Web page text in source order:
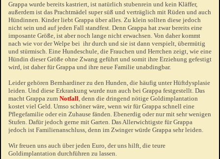
Grappa wurde bereits kastriert, ist natürlich stubenrein und kein Kläffer,
außerdem ist das Prachtmädel super süß und verträglich mit Rüden und auch
Hündinnen. Kinder liebt Grappa über alles. Zu klein sollten diese jedoch
nicht sein und auf jeden Fall standfest. Denn Grappa hat zwar bereits eine
imposante Größe, ist aber noch lange nicht erwachsen. Von daher kommt
nach wie vor der Welpe bei ihr durch und sie ist dann verspielt, übermütig
und stürmisch. Eine Hundeschule, die Frauchen und Herrchen zeigt, wie eine
Hündin dieser Größe ohne Zwang geführt und somit ihre Erziehung gefestigt
wird, ist daher für Grappa und ihre neue Familie unabdingbar.
Leider gehören Bernhardiner zu den Hunden, die häufig unter Hüftdysplasie
leiden. Und diese Erkrankung wurde nun auch bei Grappa festgestellt. Das
macht Grappa zum Notfall, denn die dringend nötige Goldimplantation
kostet viel Geld. Umso schöner wäre, wenn wir für Grappa schnell eine
Pflegefamilie oder ein Zuhause fänden. Ebenerdig oder nur mit sehr wenigen
Stufen. Dafür jedoch gerne mit Garten. Das Allerwichtigste für Grappa
jedoch ist Familienanschluss, denn im Zwinger würde Grappa sehr leiden.
Wir freuen uns auch über jeden Euro, der uns hilft, die teure
Goldimplantation durchführen zu lassen.